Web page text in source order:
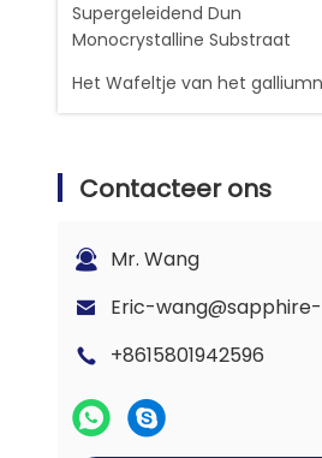
Supergeleidend Dun
Monocrystalline Substraat
Het Wafeltje van het
Contacteer ons
Mr. Wang
+8615801942596